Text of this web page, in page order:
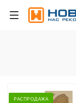
РАСПРОДАЖА